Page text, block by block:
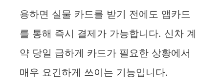
용하면 실물 카드를 받기 전에도 앱카드
를 통해 즉시 결제가 가능합니다. 신차 계
약 당일 급하게 카드가 필요한 상황에서
매우 요긴하게 쓰이는 기능입니다.